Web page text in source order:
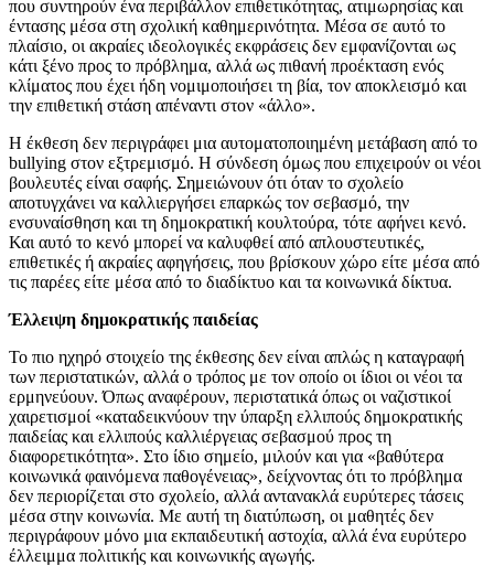
που συντηρούν ένα περιβάλλον επιθετικότητας, ατιμωρησίας και
έντασης μέσα στη σχολική καθημερινότητα. Μέσα σε αυτό το
πλαίσιο, οι ακραίες ιδεολογικές εκφράσεις δεν εμφανίζονται ως
κάτι ξένο προς το πρόβλημα, αλλά ως πιθανή προέκταση ενός
κλίματος που έχει ήδη νομιμοποιήσει τη βία, τον αποκλεισμό και
την επιθετική στάση απέναντι στον «άλλο».
Η έκθεση δεν περιγράφει μια αυτοματοποιημένη μετάβαση από το
bullying στον εξτρεμισμό. Η σύνδεση όμως που επιχειρούν οι νέοι
βουλευτές είναι σαφής. Σημειώνουν ότι όταν το σχολείο
αποτυγχάνει να καλλιεργήσει επαρκώς τον σεβασμό, την
ενσυναίσθηση και τη δημοκρατική κουλτούρα, τότε αφήνει κενό.
Και αυτό το κενό μπορεί να καλυφθεί από απλουστευτικές,
επιθετικές ή ακραίες αφηγήσεις, που βρίσκουν χώρο είτε μέσα από
τις παρέες είτε μέσα από το διαδίκτυο και τα κοινωνικά δίκτυα.
Έλλειψη δημοκρατικής παιδείας
Το πιο ηχηρό στοιχείο της έκθεσης δεν είναι απλώς η καταγραφή
των περιστατικών, αλλά ο τρόπος με τον οποίο οι ίδιοι οι νέοι τα
ερμηνεύουν. Όπως αναφέρουν, περιστατικά όπως οι ναζιστικοί
χαιρετισμοί «καταδεικνύουν την ύπαρξη ελλιπούς δημοκρατικής
παιδείας και ελλιπούς καλλιέργειας σεβασμού προς τη
διαφορετικότητα». Στο ίδιο σημείο, μιλούν και για «βαθύτερα
κοινωνικά φαινόμενα παθογένειας», δείχνοντας ότι το πρόβλημα
δεν περιορίζεται στο σχολείο, αλλά αντανακλά ευρύτερες τάσεις
μέσα στην κοινωνία. Με αυτή τη διατύπωση, οι μαθητές δεν
περιγράφουν μόνο μια εκπαιδευτική αστοχία, αλλά ένα ευρύτερο
έλλειμμα πολιτικής και κοινωνικής αγωγής.